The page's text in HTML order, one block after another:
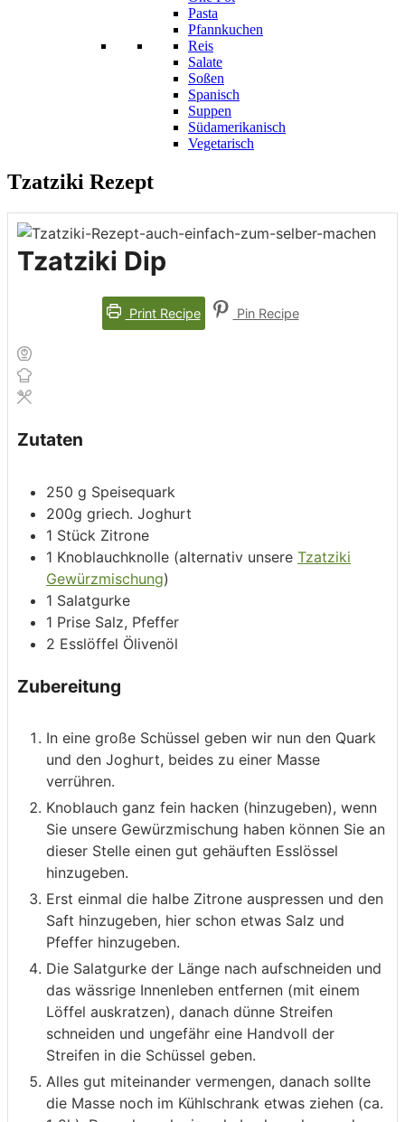
Pasta
Pfannkuchen
Reis
Salate
Soßen
Spanisch
Suppen
Südamerikanisch
Vegetarisch
Tzatziki Rezept
Tzatziki Dip
Print Recipe Pin Recipe
Zutaten
250 g Speisequark
200g griech. Joghurt
1 Stück Zitrone
1 Knoblauchknolle (alternativ unsere Tzatziki
Gewürzmischung)
1 Salatgurke
1 Prise Salz, Pfeffer
2 Esslöffel Ölivenöl
Zubereitung
In eine große Schüssel geben wir nun den Quark
und den Joghurt, beides zu einer Masse
verrühren.
Knoblauch ganz fein hacken (hinzugeben), wenn
Sie unsere Gewürzmischung haben können Sie an
dieser Stelle einen gut gehäuften Esslössel
hinzugeben.
Erst einmal die halbe Zitrone auspressen und den
Saft hinzugeben, hier schon etwas Salz und
Pfeffer hinzugeben.
Die Salatgurke der Länge nach aufschneiden und
das wässrige Innenleben entfernen (mit einem
Löffel auskratzen), danach dünne Streifen
schneiden und ungefähr eine Handvoll der
Streifen in die Schüssel geben.
Alles gut miteinander vermengen, danach sollte
die Masse noch im Kühlschrank etwas ziehen (ca.